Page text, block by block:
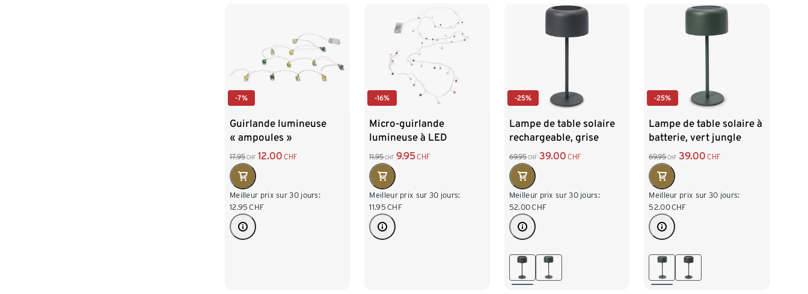
-7%
Guirlande lumineuse
« ampoules »
17.95 CHF 12.00 CHF
Meilleur prix sur 30 jours:
12.95 CHF
-16%
Micro-guirlande
lumineuse à LED
11.95 CHF 9.95CHF
Meilleur prix sur 30 jours:
11.95 CHF
-25%
Lampe de table solaire
rechargeable, grise
69.95 CHF 39.00 CHF
Meilleur prix sur 30 jours:
52.00CHF
-25%
Lampe de table solaire à
batterie, vert jungle
69.95 CHF 39.00 CHF
Meilleur prix sur 30 jours:
52.00CHF